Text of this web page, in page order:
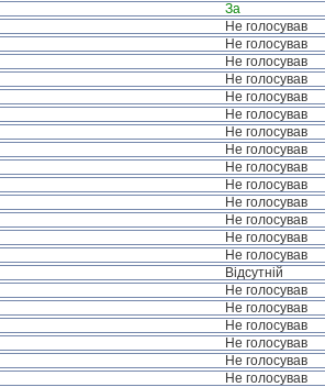
За
Не голосував
Не голосував
Не голосував
Не голосував
Не голосував
Не голосував
Не голосував
Не голосував
Не голосував
Не голосував
Не голосував
Не голосував
Не голосував
Не голосував
Відсутній
Не голосував
Не голосував
Не голосував
Не голосував
Не голосував
Не голосував